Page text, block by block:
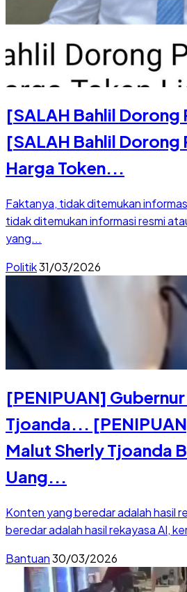
[SALAH Bahlil Dorong
[SALAH Bahlil Dorong
Harga Token...
Faktanya, tidak ditemukan
tidak ditemukan informasi resmi
yang...
Politik31/03/2026
[PENIPUAN]
Tjoanda...
Malut Sherly Tjoanda
Uang...
Konten yang beredar adalah hasil
beredar adalah hasil rekayasa AI,
Bantuan30/03/2026